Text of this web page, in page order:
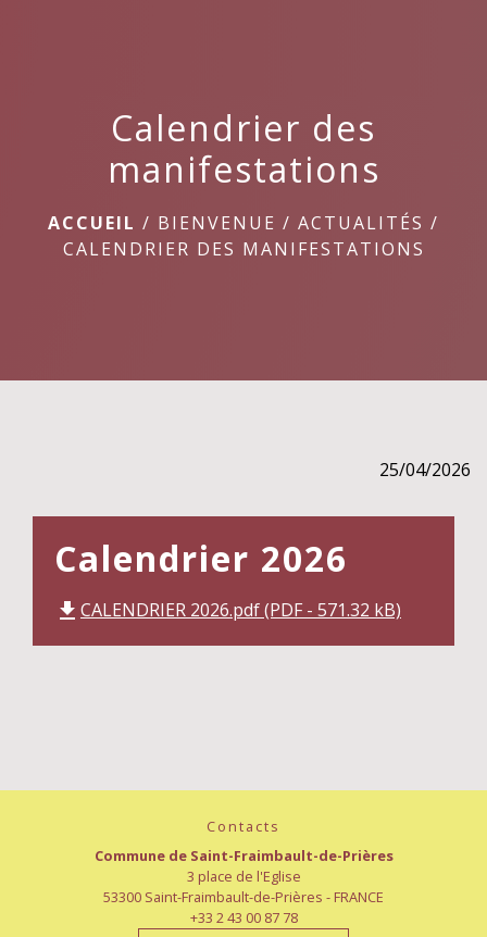
Calendrier des
manifestations
ACCUEIL / BIENVENUE / ACTUALITÉS /
CALENDRIER DES MANIFESTATIONS
25/04/2026
Calendrier 2026
file_download CALENDRIER 2026.pdf (PDF - 571.32 kB)
Contacts
Commune de Saint-Fraimbault-de-Prières
3 place de l'Eglise
53300 Saint-Fraimbault-de-Prières - FRANCE
+33 2 43 00 87 78